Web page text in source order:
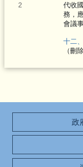
代收
務，
會議
十二、
（刪
政